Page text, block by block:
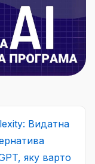
Видатна
яку варто